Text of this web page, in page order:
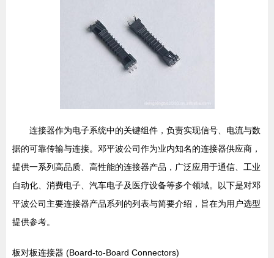
连接器作为电子系统中的关键组件，负责实现信号、电流与数
据的可靠传输与连接。邓平波公司作为业内知名的连接器供应商，
提供一系列高品质、高性能的连接器产品，广泛应用于通信、工业
自动化、消费电子、汽车电子及医疗设备等多个领域。以下是对邓
平波公司主要连接器产品系列的列表与简要介绍，旨在为用户选型
提供参考。
板对板连接器 (Board-to-Board Connectors)